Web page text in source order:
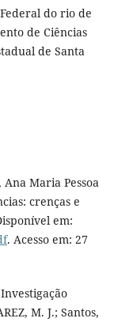
do rio de
de Ciências
de Santa
Ana Maria Pessoa
crenças e
em:
. Acesso em: 27
M. J.; Santos,